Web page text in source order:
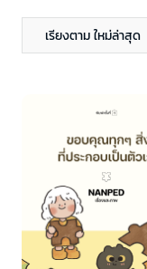
เรียงตาม ใหม่ล่าสุด